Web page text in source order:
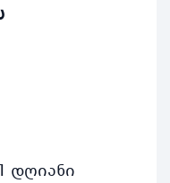
დღიანი